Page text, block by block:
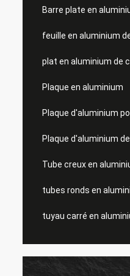
Barre plate en
feuille en aluminium
plat en aluminium de
Plaque en aluminium
Plaque d'aluminium
Plaque d'aluminium
Tube creux en
tubes ronds en
tuyau carré en